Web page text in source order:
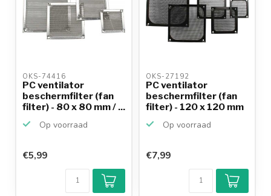
OKS-74416
PC ventilator
beschermfilter (fan
filter) - 80 x 80 mm / ...
Op voorraad
€5,99
OKS-27192
PC ventilator
beschermfilter (fan
filter) - 120 x 120 mm
Op voorraad
€7,99